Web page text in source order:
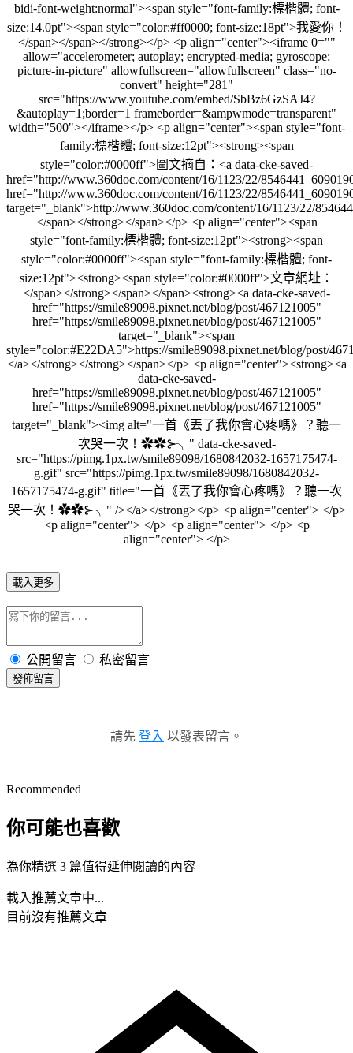
載入更多
公開留言 私密留言
發佈留言
請先 登入 以發表留言。
Recommended
你可能也喜歡
為你精選 3 篇值得延伸閱讀的內容
載入推薦文章中...
目前沒有推薦文章